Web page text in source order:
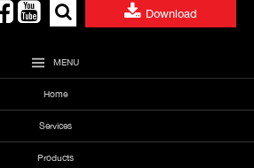
Download
Search
for:
MENU
Home
Services
Products